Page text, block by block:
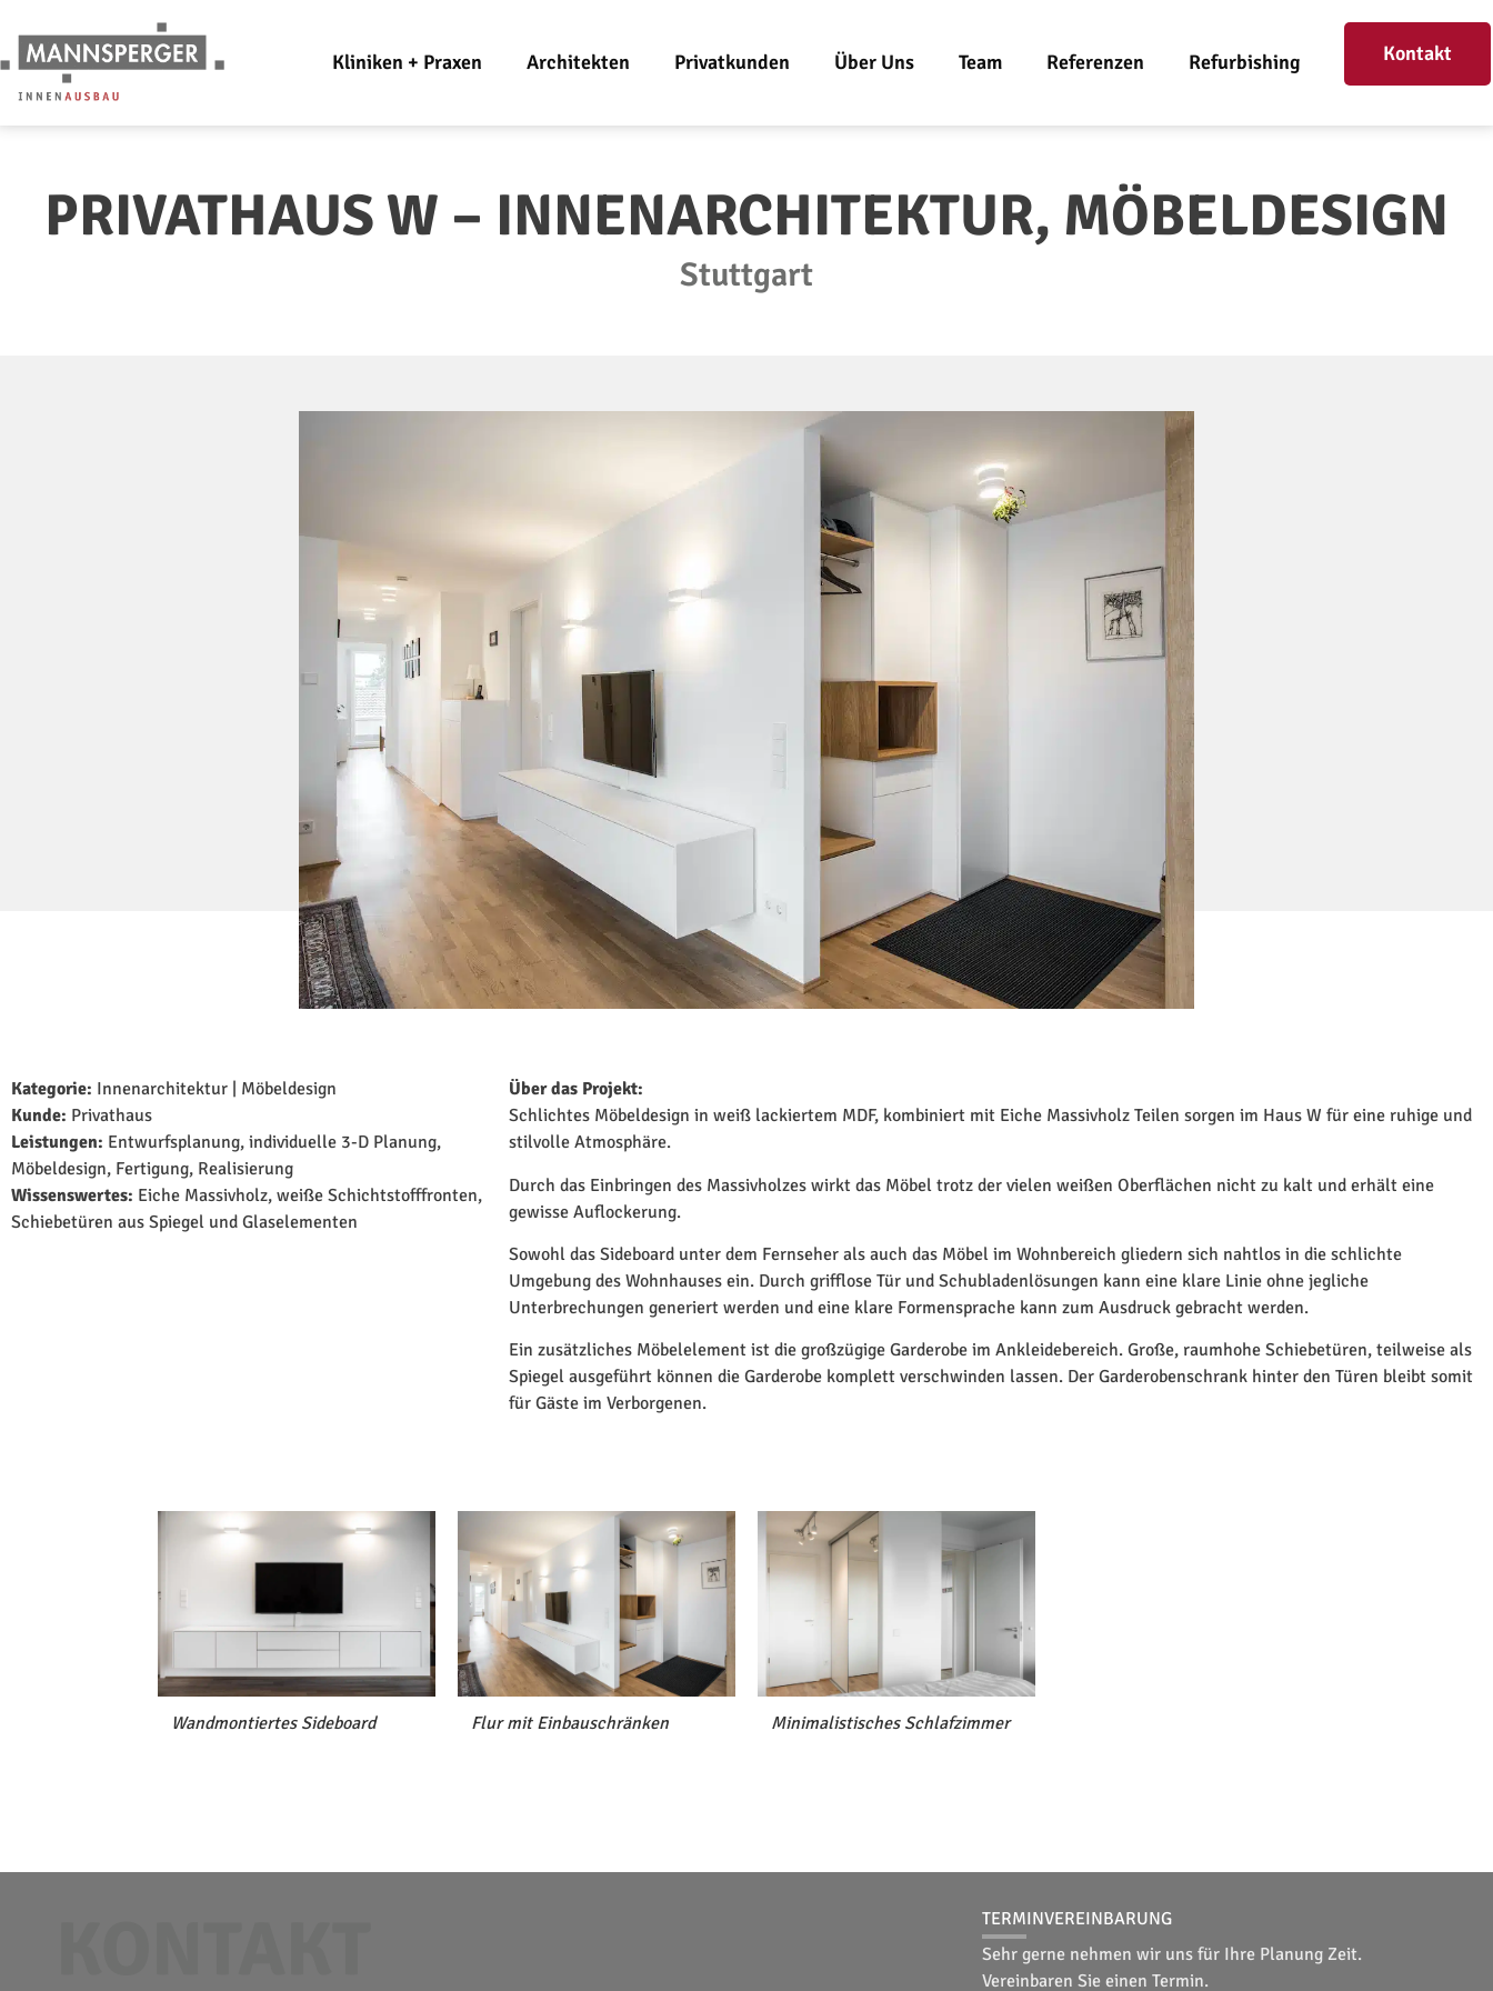
Kliniken + Praxen Architekten Privatkunden Über Uns Team Referenzen Refurbishing Kontakt
PRIVATHAUS W – INNENARCHITEKTUR, MÖBELDESIGN
Stuttgart
Kategorie: Innenarchitektur | Möbeldesign
Kunde: Privathaus
Leistungen: Entwurfsplanung, individuelle 3-D Planung,
Möbeldesign, Fertigung, Realisierung
Wissenswertes: Eiche Massivholz, weiße Schichtstofffronten,
Schiebetüren aus Spiegel und Glaselementen
Über das Projekt:
Schlichtes Möbeldesign in weiß lackiertem MDF, kombiniert mit Eiche Massivholz Teilen sorgen im Haus W für eine ruhige und
stilvolle Atmosphäre.
Durch das Einbringen des Massivholzes wirkt das Möbel trotz der vielen weißen Oberflächen nicht zu kalt und erhält eine
gewisse Auflockerung.
Sowohl das Sideboard unter dem Fernseher als auch das Möbel im Wohnbereich gliedern sich nahtlos in die schlichte
Umgebung des Wohnhauses ein. Durch grifflose Tür und Schubladenlösungen kann eine klare Linie ohne jegliche
Unterbrechungen generiert werden und eine klare Formensprache kann zum Ausdruck gebracht werden.
Ein zusätzliches Möbelelement ist die großzügige Garderobe im Ankleidebereich. Große, raumhohe Schiebetüren, teilweise als
Spiegel ausgeführt können die Garderobe komplett verschwinden lassen. Der Garderobenschrank hinter den Türen bleibt somit
für Gäste im Verborgenen.
Wandmontiertes Sideboard Flur mit Einbauschränken Minimalistisches Schlafzimmer
TERMINVEREINBARUNG
Sehr gerne nehmen wir uns für Ihre Planung Zeit.
Vereinbaren Sie einen Termin.